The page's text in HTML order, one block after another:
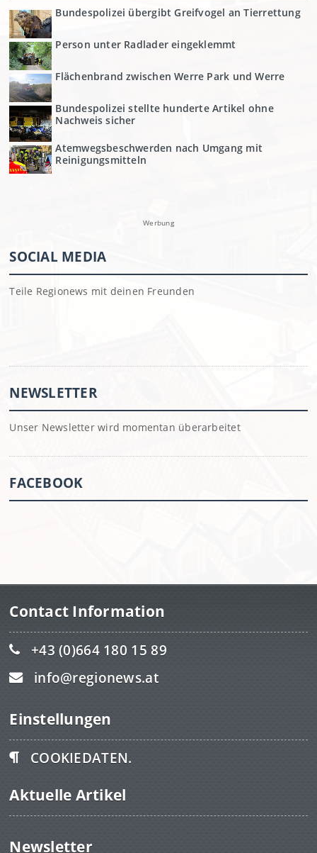
Bundespolizei übergibt Greifvogel an Tierrettung
Person unter Radlader eingeklemmt
Flächenbrand zwischen Werre Park und Werre
Bundespolizei stellte hunderte Artikel ohne
Nachweis sicher
Atemwegsbeschwerden nach Umgang mit
Reinigungsmitteln
Werbung
SOCIAL MEDIA
Teile Regionews mit deinen Freunden
NEWSLETTER
Unser Newsletter wird momentan überarbeitet
FACEBOOK
Contact Information
+43 (0)664 180 15 89
info@regionews.at
Einstellungen
COOKIEDATEN.
Aktuelle Artikel
Newsletter